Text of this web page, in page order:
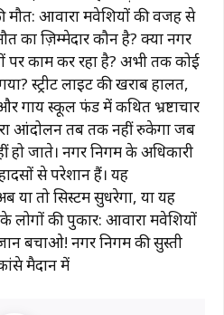
मौत: आवारा मवेशियों की वजह से
का ज़िम्मेदार कौन है? क्या नगर
पर काम कर रहा है? अभी तक कोई
स्ट्रीट लाइट की खराब हालत,
गाय स्कूल फंड में कथित भ्रष्टाचार
आंदोलन तब तक नहीं रुकेगा जब
हो जाते। नगर निगम के अधिकारी
से परेशान हैं। यह
या तो सिस्टम सुधरेगा, या यह
लोगों की पुकार: आवारा मवेशियों
बचाओ! नगर निगम की सुस्ती
मैदान में